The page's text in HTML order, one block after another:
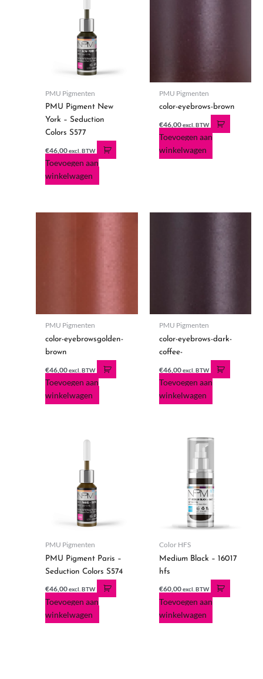
PMU Pigmenten
PMU Pigment New
York – Seduction
Colors S577
€46,00 excl. BTW
Toevoegen aan
winkelwagen
PMU Pigmenten
color-eyebrows-brown
€46,00excl. BTW
Toevoegen aan
winkelwagen
PMU Pigmenten
color-eyebrowsgolden-
brown
€46,00 excl. BTW
Toevoegen aan
winkelwagen
PMU Pigmenten
color-eyebrows-dark-
coffee-
€46,00excl. BTW
Toevoegen aan
winkelwagen
PMU Pigmenten
PMU Pigment Paris –
Seduction Colors S574
€46,00 excl. BTW
Toevoegen aan
winkelwagen
Color HFS
Medium Black – 16017
hfs
€60,00excl. BTW
Toevoegen aan
winkelwagen